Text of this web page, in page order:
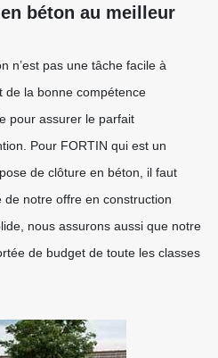
béton au meilleur
n’est pas une tâche facile à
de la bonne compétence
pour assurer le parfait
Pour FORTIN qui est un
de clôture en béton, il faut
de notre offre en construction
nous assurons aussi que notre
de budget de toute les classes